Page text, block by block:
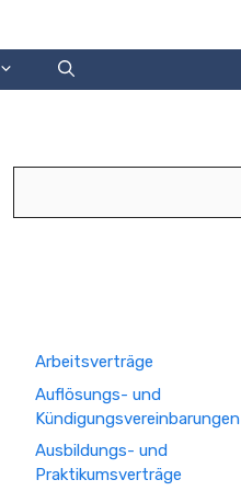
Arbeitsverträge
Auflösungs- und
Kündigungsvereinbarungen
Ausbildungs- und
Praktikumsverträge